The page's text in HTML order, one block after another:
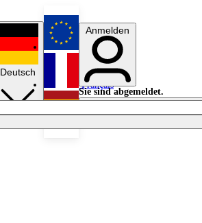
Deutsch
English
Français
Anmelden
Sie sind abgemeldet.
Anmelden
Licht aus